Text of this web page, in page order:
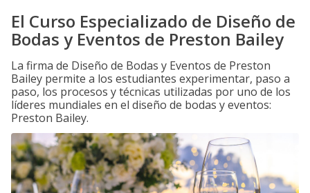
El Curso Especializado de Diseño de
Bodas y Eventos de Preston Bailey
La firma de Diseño de Bodas y Eventos de Preston
Bailey permite a los estudiantes experimentar, paso a
paso, los procesos y técnicas utilizadas por uno de los
líderes mundiales en el diseño de bodas y eventos:
Preston Bailey.